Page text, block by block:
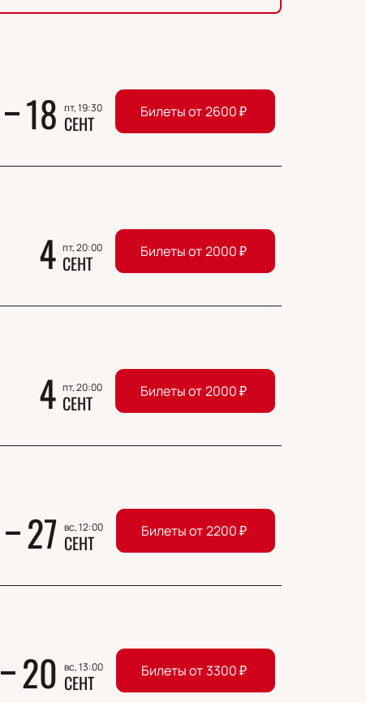
18 пт, 19:30
СЕНТ Билеты от 2600₽
4 пт, 20:00
СЕНТ Билеты от 2000₽
4 пт, 20:00
СЕНТ Билеты от 2000₽
27 вс, 12:00
СЕНТ Билеты от 2200₽
20 вс, 13:00
СЕНТ Билеты от 3300₽